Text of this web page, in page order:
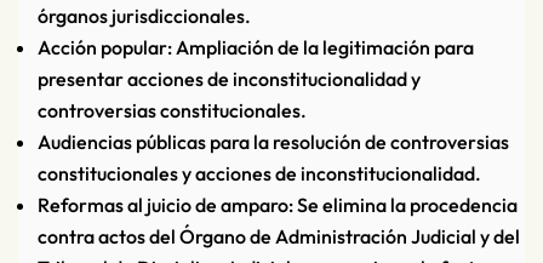
órganos jurisdiccionales.
Acción popular: Ampliación de la legitimación para
presentar acciones de inconstitucionalidad y
controversias constitucionales.
Audiencias públicas para la resolución de controversias
constitucionales y acciones de inconstitucionalidad.
Reformas al juicio de amparo: Se elimina la procedencia
contra actos del Órgano de Administración Judicial y del